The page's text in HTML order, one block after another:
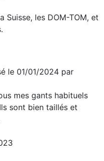
Suisse, les DOM-TOM, et
le 01/01/2024 par
mes gants habituels
sont bien taillés et